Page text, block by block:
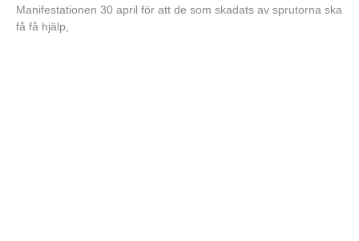
Manifestationen 30 april för att de som skadats av sprutorna ska
få få hjälp,